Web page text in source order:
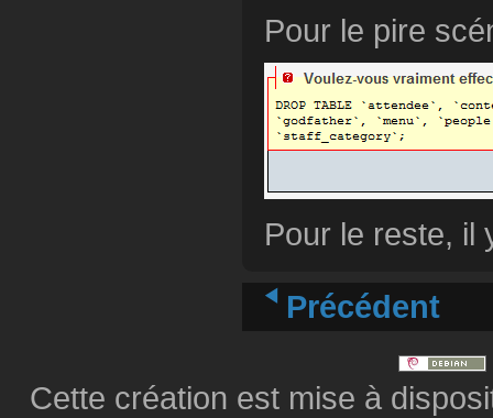
Pour le pire
Pour le reste, il
Précédent
Cette création est mise à